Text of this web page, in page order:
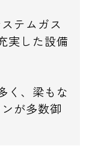
テムガス
実した設備
く、梁もな
が多数御